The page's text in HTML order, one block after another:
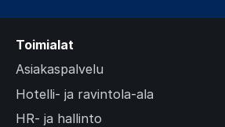
Toimialat
Asiakaspalvelu
Hotelli- ja ravintola-ala
HR- ja hallinto